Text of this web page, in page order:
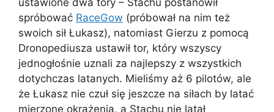
spróbować RaceGow (próbował na nim też
swoich sił Łukasz), natomiast Gierzu z pomocą
Dronopediusza ustawił tor, który wszyscy
jednogłośnie uznali za najlepszy z wszystkich
dotychczas latanych. Mieliśmy aż 6 pilotów, ale
że Łukasz nie czuł się jeszcze na siłach by latać
mierzone okrążenia, a Stachu nie latał